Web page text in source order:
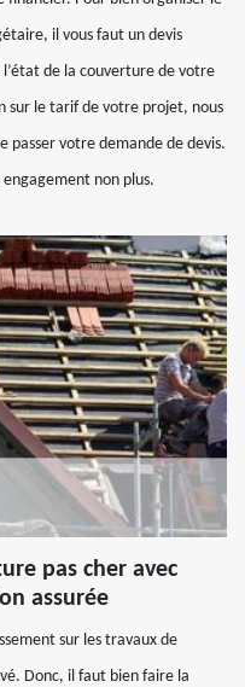
il vous faut un devis
de la couverture de votre
sur le tarif de votre projet, nous
passer votre demande de devis.
non plus.
pas cher avec
assurée
sur les travaux de
Donc, il faut bien faire la